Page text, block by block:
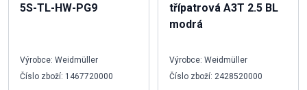
5S-TL-HW-PG9
Výrobce: Weidmüller
Číslo zboží: 1467720000
třípatrová A3T 2.5 BL
modrá
Výrobce: Weidmüller
Číslo zboží: 2428520000